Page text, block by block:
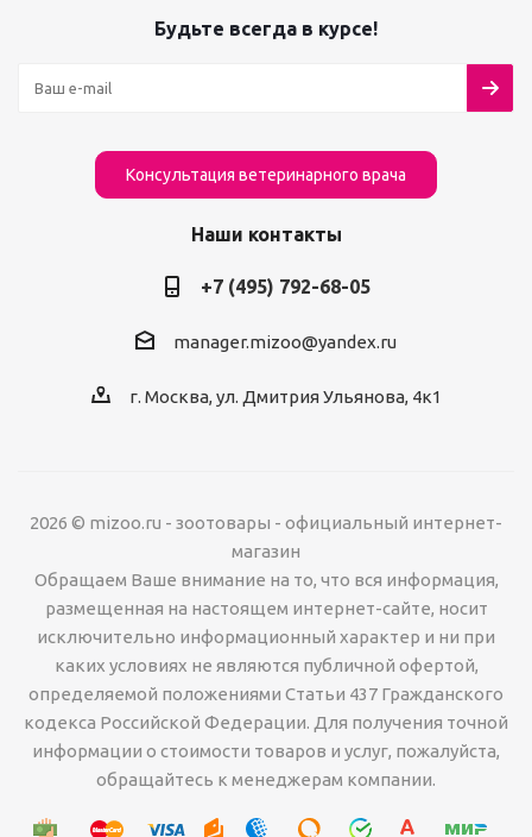
Будьте всегда в курсе!
Консультация ветеринарного врача
Наши контакты
+7 (495) 792-68-05
manager.mizoo@yandex.ru
г. Москва, ул. Дмитрия Ульянова, 4к1
2026 © mizoo.ru - зоотовары - официальный интернет-
магазин
Обращаем Ваше внимание на то, что вся информация,
размещенная на настоящем интернет-сайте, носит
исключительно информационный характер и ни при
каких условиях не являются публичной офертой,
определяемой положениями Статьи 437 Гражданского
кодекса Российской Федерации. Для получения точной
информации о стоимости товаров и услуг, пожалуйста,
обращайтесь к менеджерам компании.